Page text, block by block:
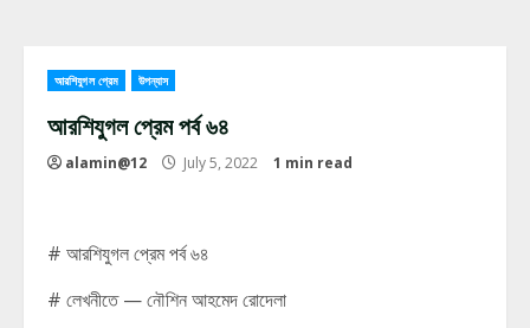
আরশিযুগল প্রেম উপন্যাস
আরশিযুগল প্রেম পর্ব ৬৪
alamin@12 July 5, 2022 1 min read
# আরশিযুগল প্রেম পর্ব ৬৪
# লেখনীতে — নৌশিন আহমেদ রোদেলা